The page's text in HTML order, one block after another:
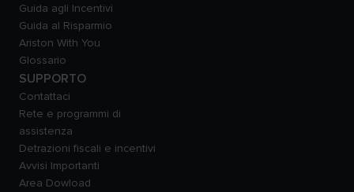
Guida agli Incentivi
Guida al Risparmio
Ariston With You
Glossario
SUPPORTO
Contattaci
Rete e programmi di
assistenza
Detrazioni fiscali e incentivi
Avvisi Importanti
Area Dowload